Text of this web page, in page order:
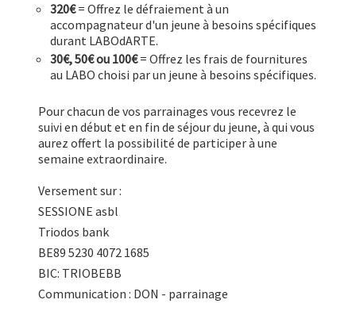
320€= Offrez le défraiement à un
accompagnateur d'un jeune à besoins spécifiques
durant LABOdARTE.
30€, 50€ ou 100€= Offrez les frais de fournitures
au LABO choisi par un jeune à besoins spécifiques.
Pour chacun de vos parrainages vous recevrez le
suivi en début et en fin de séjour du jeune, à qui vous
aurez offert la possibilité de participer à une
semaine extraordinaire.
Versement sur :
SESSIONE asbl
Triodos bank
BE89 5230 4072 1685
BIC: TRIOBEBB
Communication : DON - parrainage